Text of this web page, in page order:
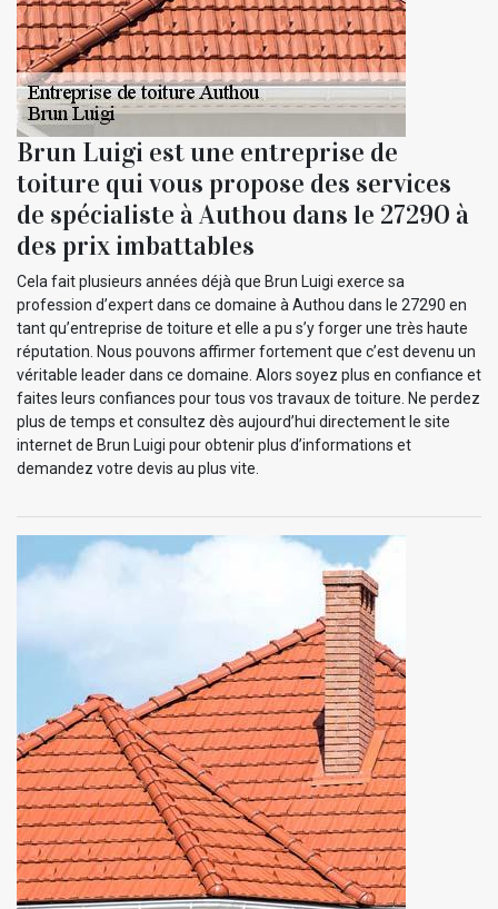
Brun Luigi est une entreprise de
toiture qui vous propose des services
de spécialiste à Authou dans le 27290 à
des prix imbattables
Cela fait plusieurs années déjà que Brun Luigi exerce sa
profession d’expert dans ce domaine à Authou dans le 27290 en
tant qu’entreprise de toiture et elle a pu s’y forger une très haute
réputation. Nous pouvons affirmer fortement que c’est devenu un
véritable leader dans ce domaine. Alors soyez plus en confiance et
faites leurs confiances pour tous vos travaux de toiture. Ne perdez
plus de temps et consultez dès aujourd’hui directement le site
internet de Brun Luigi pour obtenir plus d’informations et
demandez votre devis au plus vite.